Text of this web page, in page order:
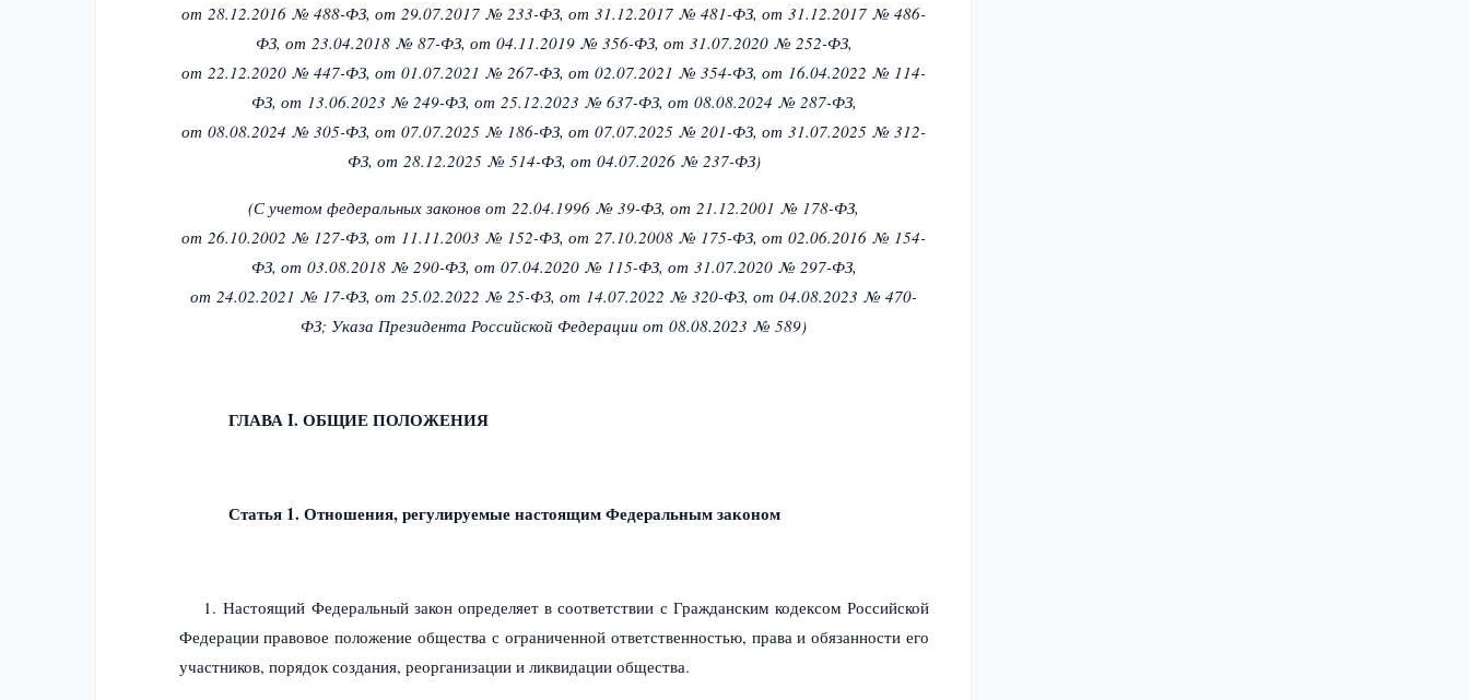
от 28.12.2016 № 488-ФЗ,от 29.07.2017 № 233-ФЗ,от 31.12.2017 № 481-ФЗ,от 31.12.2017 № 486-
ФЗ, от 23.04.2018 № 87-ФЗ, от 04.11.2019 № 356-ФЗ, от 31.07.2020 № 252-ФЗ,
от 22.12.2020 № 447-ФЗ,от 01.07.2021 № 267-ФЗ,от 02.07.2021 № 354-ФЗ,от 16.04.2022 № 114-
ФЗ, от 13.06.2023 № 249-ФЗ, от 25.12.2023 № 637-ФЗ, от 08.08.2024 № 287-ФЗ,
от 08.08.2024 № 305-ФЗ,от 07.07.2025 № 186-ФЗ,от 07.07.2025 № 201-ФЗ,от 31.07.2025 № 312-
ФЗ, от 28.12.2025 № 514-ФЗ, от 04.07.2026 № 237-ФЗ)
(С учетом федеральных законовот 22.04.1996 № 39-ФЗ,от 21.12.2001 № 178-ФЗ,
от 26.10.2002 № 127-ФЗ,от 11.11.2003 № 152-ФЗ,от 27.10.2008 № 175-ФЗ,от 02.06.2016 № 154-
ФЗ, от 03.08.2018 № 290-ФЗ, от 07.04.2020 № 115-ФЗ, от 31.07.2020 № 297-ФЗ,
от 24.02.2021 № 17-ФЗ,от 25.02.2022 № 25-ФЗ,от 14.07.2022 № 320-ФЗ,от 04.08.2023 № 470-
ФЗ; Указа Президента Российской Федерацииот 08.08.2023 № 589)
ГЛАВА I. ОБЩИЕ ПОЛОЖЕНИЯ
Статья 1. Отношения, регулируемые настоящим Федеральным законом
1. Настоящий Федеральный закон определяет в соответствии с Гражданским кодексом Российской
Федерацииправовое положение общества с ограниченной ответственностью, права и обязанности его
участников, порядок создания, реорганизации и ликвидации общества.